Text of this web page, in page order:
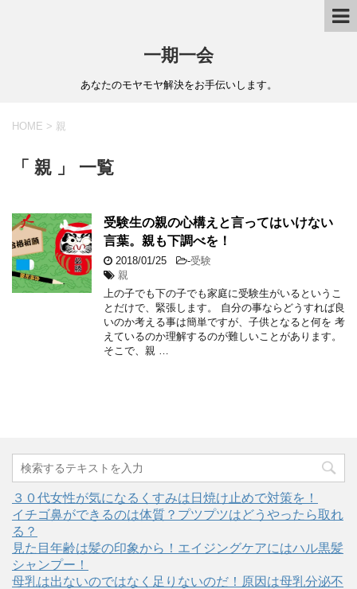
一期一会
あなたのモヤモヤ解決をお手伝いします。
HOME > 親
「 親 」 一覧
受験生の親の心構えと言ってはいけない
言葉。親も下調べを！
2018/01/25 -受験
親
上の子でも下の子でも家庭に受験生がいるというこ
とだけで、緊張します。 自分の事ならどうすれば良
いのか考える事は簡単ですが、子供となると何を 考
えているのか理解するのが難しいことがあります。
そこで、親 …
３０代女性が気になるくすみは日焼け止めで対策を！
イチゴ鼻ができるのは体質？プツプツはどうやったら取れ
る？
見た目年齢は髪の印象から！エイジングケアにはハル黒髪
シャンプー！
母乳は出ないのではなく足りないのだ！原因は母乳分泌不